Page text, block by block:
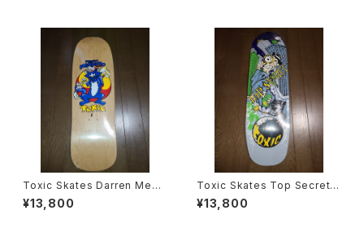
Toxic Skates Darren Mend
itto スケートボード デッキ
¥13,800
Toxic Skates Top Secret B
ullet スケートボード デッキ
¥13,800